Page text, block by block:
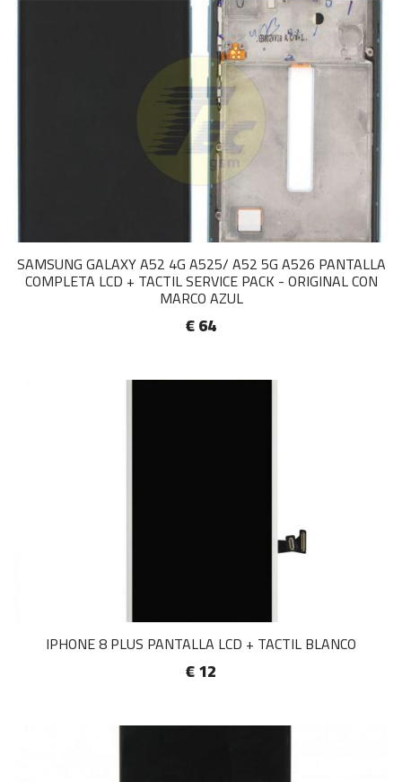
SAMSUNG GALAXY A52 4G A525/ A52 5G A526 PANTALLA
COMPLETA LCD + TACTIL SERVICE PACK - ORIGINAL CON
MARCO AZUL
€ 64
IPHONE 8 PLUS PANTALLA LCD + TACTIL BLANCO
€ 12